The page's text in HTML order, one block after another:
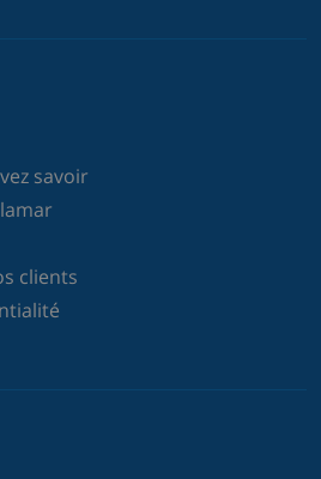
savoir
clients